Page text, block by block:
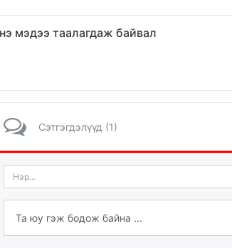
мэдээ таалагдаж байвал
Сэтгэгдэлүүд (1)